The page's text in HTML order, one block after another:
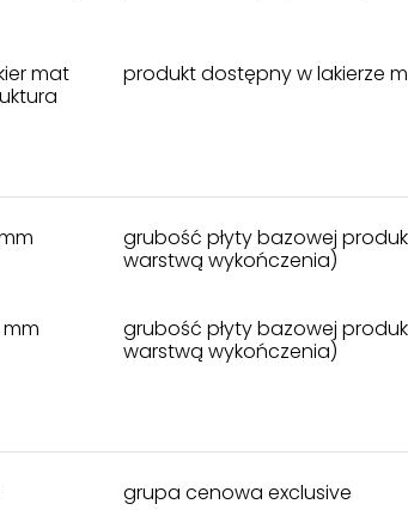
mat
produkt dostępny w lakierze
grubość płyty bazowej
warstwą wykończenia)
grubość płyty bazowej
warstwą wykończenia)
grupa cenowa exclusive